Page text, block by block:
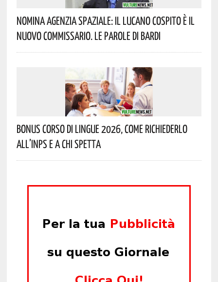
Nomina Agenzia Spaziale: Il Lucano Cospito È Il
Nuovo Commissario. Le Parole Di Bardi
Bonus Corso Di Lingue 2026, Come Richiederlo
All’INPS E A Chi Spetta